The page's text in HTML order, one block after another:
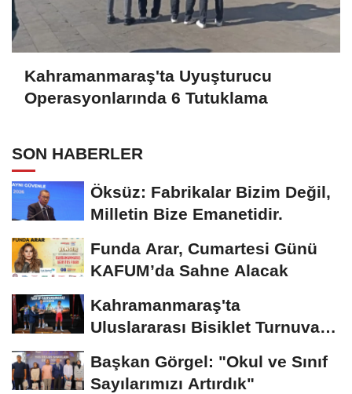
Kahramanmaraş'ta Uyuşturucu
Operasyonlarında 6 Tutuklama
SON HABERLER
Öksüz: Fabrikalar Bizim Değil,
Milletin Bize Emanetidir.
Funda Arar, Cumartesi Günü
KAFUM’da Sahne Alacak
Kahramanmaraş'ta
Uluslararası Bisiklet Turnuvası
Başkan Görgel: "Okul ve Sınıf
Sayılarımızı Artırdık"